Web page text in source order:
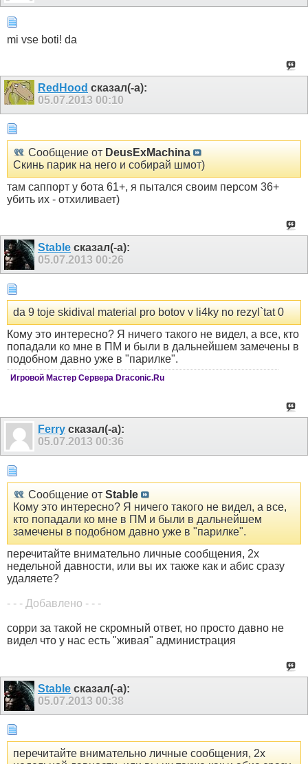
mi vse boti! da
RedHood сказал(-а):
05.07.2013 00:10
Сообщение от DeusExMachina
Скинь парик на него и собирай шмот)
там саппорт у бота 61+, я пытался своим персом 36+
убить их - отхиливает)
Stable сказал(-а):
05.07.2013 00:26
da 9 toje skidival material pro botov v li4ky no rezyl`tat 0
Кому это интересно? Я ничего такого не видел, а все, кто
попадали ко мне в ПМ и были в дальнейшем замечены в
подобном давно уже в "парилке".
Игровой Мастер Сервера Draconic.Ru
Ferry сказал(-а):
05.07.2013 00:36
Сообщение от Stable
Кому это интересно? Я ничего такого не видел, а все,
кто попадали ко мне в ПМ и были в дальнейшем
замечены в подобном давно уже в "парилке".
перечитайте внимательно личные сообщения, 2х
недельной давности, или вы их также как и абис сразу
удаляете?
- - - Добавлено - - -
сорри за такой не скромный ответ, но просто давно не
видел что у нас есть "живая" администрация
Stable сказал(-а):
05.07.2013 00:38
перечитайте внимательно личные сообщения, 2х